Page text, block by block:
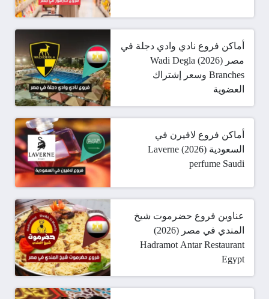
أماكن فروع نادي وادي دجلة في
مصر (2026) Wadi Degla
Branches وسعر إشتراك
العضوية
أماكن فروع لافيرن في
السعودية (2026) Laverne
perfume Saudi
عناوين فروع حضرموت شيخ
المندي في مصر (2026)
Hadramot Antar Restaurant
Egypt